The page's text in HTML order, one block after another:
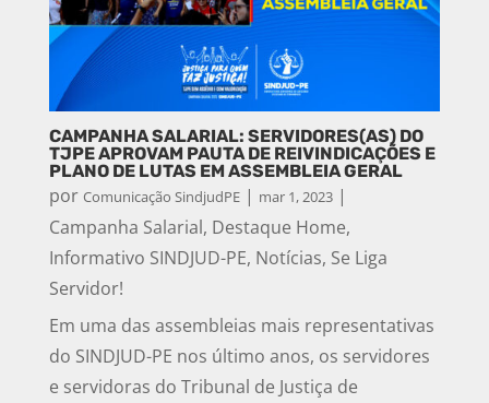
CAMPANHA SALARIAL: SERVIDORES(AS) DO
TJPE APROVAM PAUTA DE REIVINDICAÇÕES E
PLANO DE LUTAS EM ASSEMBLEIA GERAL
por Comunicação SindjudPE| mar 1, 2023|
Campanha Salarial, Destaque Home,
Informativo SINDJUD-PE, Notícias, Se Liga
Servidor!
Em uma das assembleias mais representativas
do SINDJUD-PE nos último anos, os servidores
e servidoras do Tribunal de Justiça de